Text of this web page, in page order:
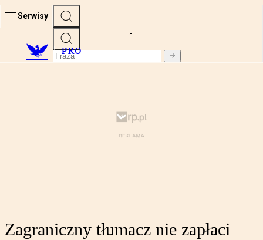
Serwisy
PRO
Zagraniczny tłumacz nie zapłaci